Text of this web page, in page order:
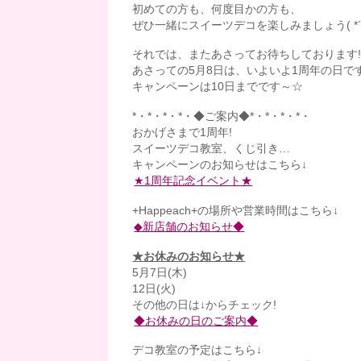
初めての方も、何度目かの方も、
ぜひ一緒にスイーツデコを楽しみましょう(
それでは、またあさってお待ちしております
あさっての5月8日は、いよいよ1周年の日で
キャンペーンは10日までです～☆
*・*・*・*・◆ご案内◆*・*・*・*・
おかげさまで1周年!
スイーツデコ教室、くじ引き…
キャンペーンのお知らせはこちら↓
★1周年記念イベント★
+Happeach+の場所や営業時間はこちら↓
◆新店舗のお知らせ◆
★お休みのお知らせ★
5月7日(木)
12日(火)
その他の日は↓からチェック!
◆お休みの日のご案内◆
デコ教室の予定はこちら↓